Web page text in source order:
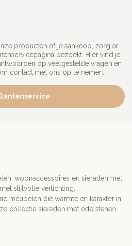
producten of je aankoop, zorg er
bezoekt. Hier vind je
op veelgestelde vragen en
contact met ons op te nemen.
woonaccessoires en sieraden met
stijlvolle verlichting,
meubelen die warmte en karakter in
collectie sieraden met edelstenen